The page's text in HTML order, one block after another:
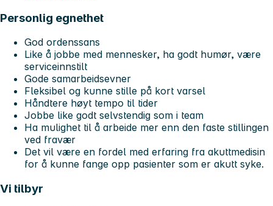
Personlig egnethet
God ordenssans
Like å jobbe med mennesker, ha godt humør, være
serviceinnstilt
Gode samarbeidsevner
Fleksibel og kunne stille på kort varsel
Håndtere høyt tempo til tider
Jobbe like godt selvstendig som i team
Ha mulighet til å arbeide mer enn den faste stillingen
ved fravær
Det vil være en fordel med erfaring fra akuttmedisin
for å kunne fange opp pasienter som er akutt syke.
Vi tilbyr